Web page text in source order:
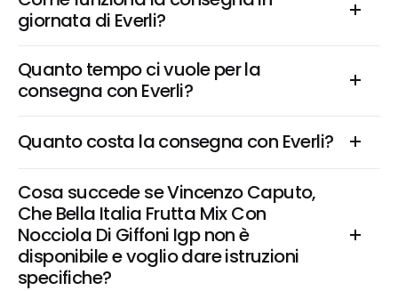
giornata di Everli?
Quanto tempo ci vuole per la
consegna con Everli?
Quanto costa la consegna con Everli?
Cosa succede se Vincenzo Caputo,
Che Bella Italia Frutta Mix Con
Nocciola Di Giffoni Igp non è
disponibile e voglio dare istruzioni
specifiche?